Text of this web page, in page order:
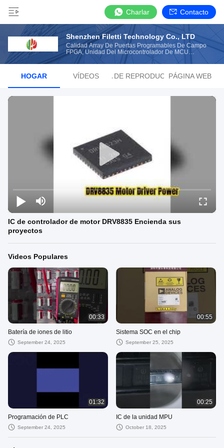
Charlar Contacto
Shenzhen Filetti Technology Co., LTD
Calidad Array De Puertas Programables De Campo
FPGA, Unidad Del Microcontrolador De MCU
HOGAR VÍDEOSLISTA DE REPRODUCCIÓNPÁGINA WEB
IC de controlador de motor DRV8835 Encienda sus
proyectos
Videos Populares
00:33
Batería de iones de litio
September 24, 2025
00:55
Sistema SOC en el chip
September 25, 2025
01:32
Programación de PLC
September 24, 2025
00:25
IC de la unidad MPU
October 18, 2025